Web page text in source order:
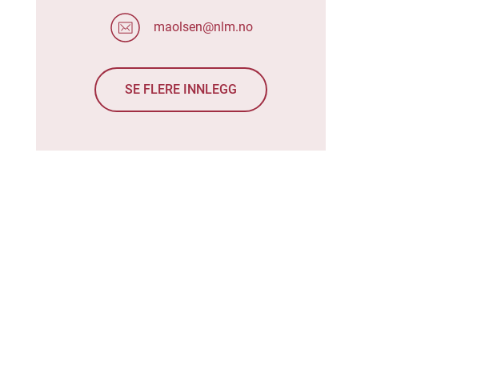
maolsen@nlm.no
SE FLERE INNLEGG